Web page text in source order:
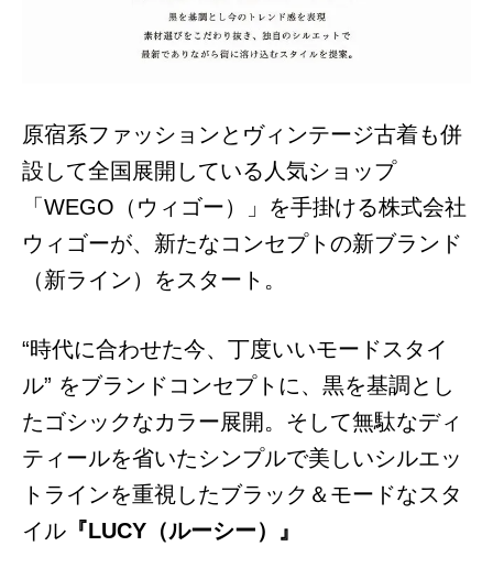
原宿系ファッションとヴィンテージ古着も併
設して全国展開している人気ショップ
「WEGO（ウィゴー）」を手掛ける株式会社
ウィゴーが、新たなコンセプトの新ブランド
（新ライン）をスタート。
“時代に合わせた今、丁度いいモードスタイ
ル” をブランドコンセプトに、黒を基調とし
たゴシックなカラー展開。そして無駄なディ
ティールを省いたシンプルで美しいシルエッ
トラインを重視したブラック＆モードなスタ
イル 『LUCY（ルーシー）』